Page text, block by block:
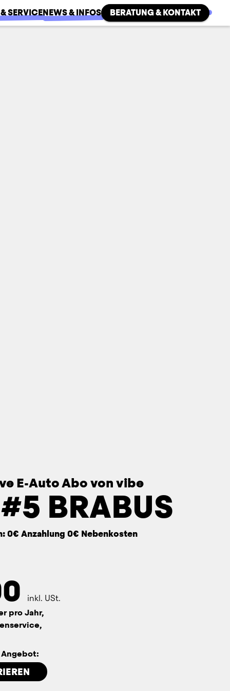
SERVICENEWS & INFOS BERATUNG & KONTAKT
E-Auto Abo von vibe
BRABUS
0€ Anzahlung 0€ Nebenkosten
inkl. USt.
pro Jahr,